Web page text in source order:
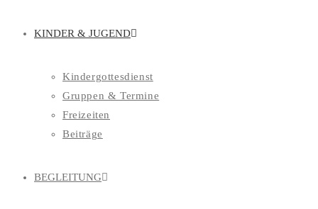
KINDER & JUGEND
Kindergottesdienst
Gruppen & Termine
Freizeiten
Beiträge
BEGLEITUNG